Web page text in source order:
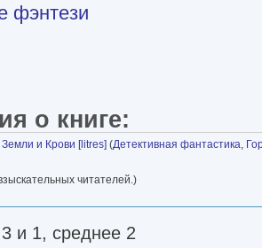
фэнтези
о книге:
и Крови [litres] (Детективная фантастика,
читателей.)
и 1, среднее 2